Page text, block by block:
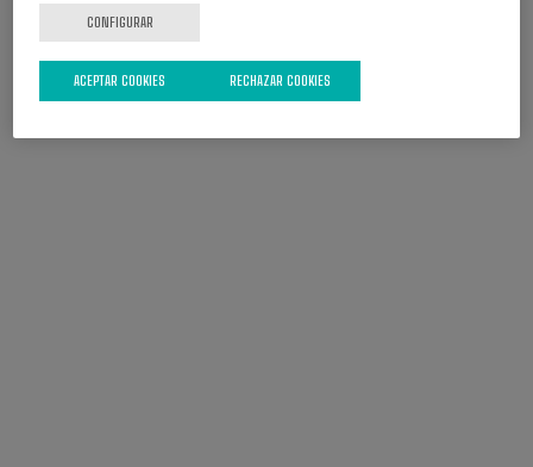
CONFIGURAR
RECHAZAR COOKIES
ACEPTAR COOKIES